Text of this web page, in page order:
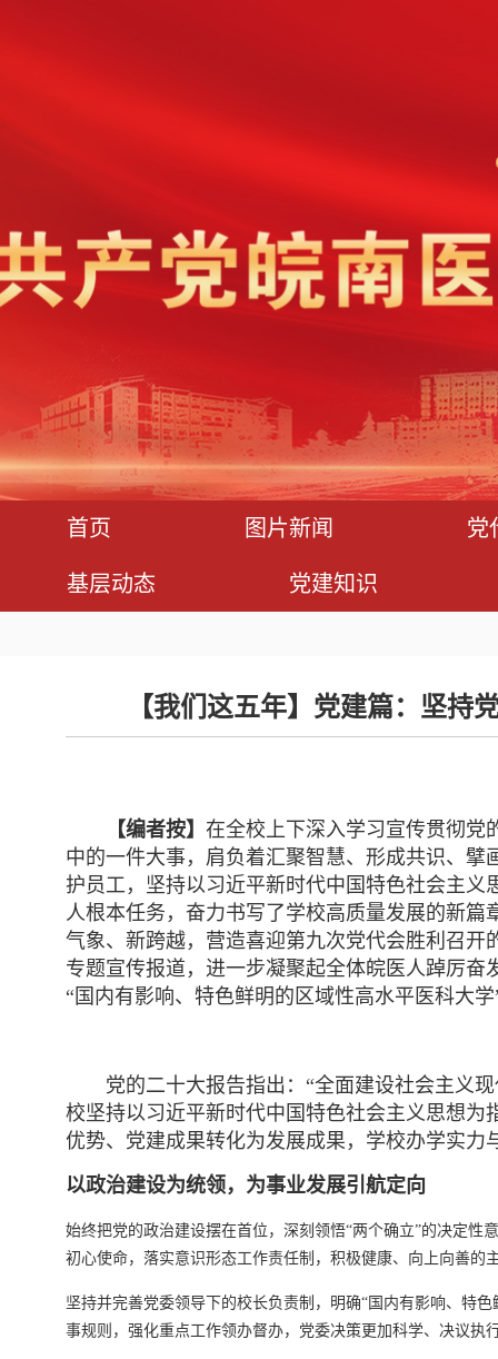
首页 图片新闻 党
基层动态 党建知识
【我们这五年】党建篇：坚持
【编者按】 在全校上下深入学习宣传贯彻党
中的一件大事，肩负着汇聚智慧、形成共识、
护员工，坚持以习近平新时代中国特色社会主
人根本任务，奋力书写了学校高质量发展的新
气象、新跨越，营造喜迎第九次党代会胜利召开
专题宣传报道，进一步凝聚起全体皖医人踔厉
“国内有影响、特色鲜明的区域性高水平医科大
党的二十大报告指出：“全面建设社会主义
校坚持以习近平新时代中国特色社会主义思想
优势、党建成果转化为发展成果，学校办学实
以政治建设为统领，为事业发展引航定向
始终把党的政治建设摆在首位，深刻领悟“两个确立”的决定性
初心使命，落实意识形态工作责任制，积极健康、向上向善
坚持并完善党委领导下的校长负责制，明确“国内有影响、特
事规则，强化重点工作领办督办，党委决策更加科学、决议执